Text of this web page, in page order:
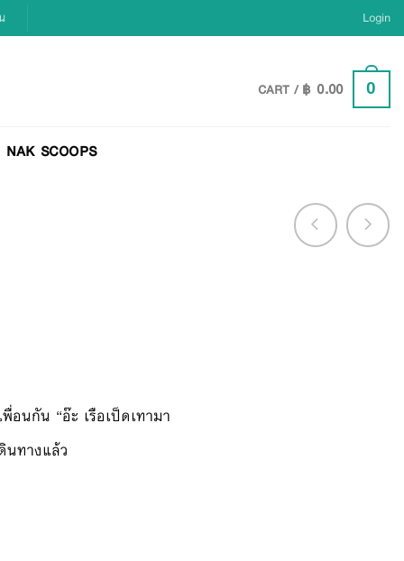
Login
CART /฿ 0.00 0
NAK SCOOPS
อนกัน “อ๊ะ เรือเป็ดเทามา
นทางแล้ว